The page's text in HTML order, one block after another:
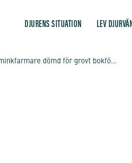
DJURENS SITUATION LEV
Tidigare minkfarmare dömd för grovt bokföringsbrott